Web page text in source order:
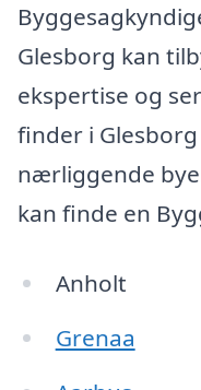
Glesborg kan
ekspertise og
finder i
nærliggende
kan finde en
Anholt
Grenaa